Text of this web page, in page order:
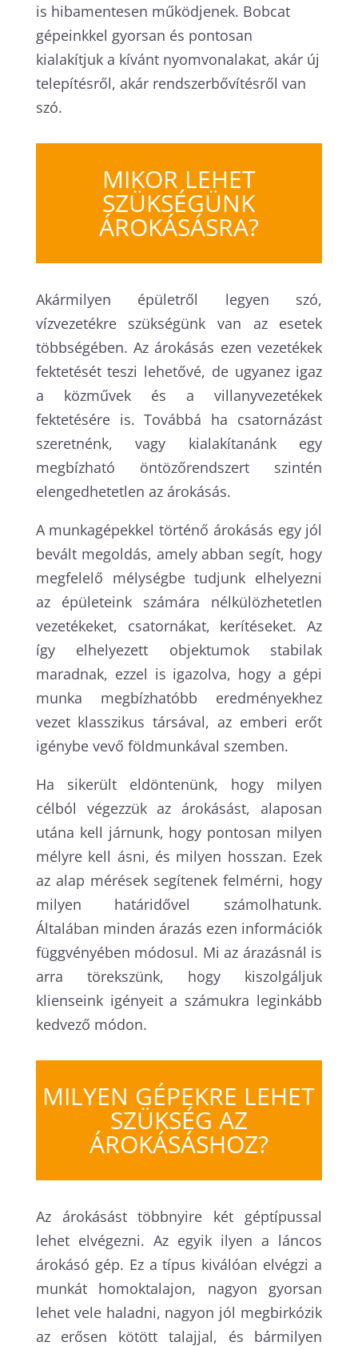
is hibamentesen működjenek. Bobcat
gépeinkkel gyorsan és pontosan
kialakítjuk a kívánt nyomvonalakat, akár új
telepítésről, akár rendszerbővítésről van
szó.
MIKOR LEHET
SZÜKSÉGÜNK
ÁROKÁSÁSRA?
Akármilyen épületről legyen szó,
vízvezetékre szükségünk van az esetek
többségében. Az árokásás ezen vezetékek
fektetését teszi lehetővé, de ugyanez igaz
a közművek és a villanyvezetékek
fektetésére is. Továbbá ha csatornázást
szeretnénk, vagy kialakítanánk egy
megbízható öntözőrendszert szintén
elengedhetetlen az árokásás.
A munkagépekkel történő árokásás egy jól
bevált megoldás, amely abban segít, hogy
megfelelő mélységbe tudjunk elhelyezni
az épületeink számára nélkülözhetetlen
vezetékeket, csatornákat, kerítéseket. Az
így elhelyezett objektumok stabilak
maradnak, ezzel is igazolva, hogy a gépi
munka megbízhatóbb eredményekhez
vezet klasszikus társával, az emberi erőt
igénybe vevő földmunkával szemben.
Ha sikerült eldöntenünk, hogy milyen
célból végezzük az árokásást, alaposan
utána kell járnunk, hogy pontosan milyen
mélyre kell ásni, és milyen hosszan. Ezek
az alap mérések segítenek felmérni, hogy
milyen határidővel számolhatunk.
Általában minden árazás ezen információk
függvényében módosul. Mi az árazásnál is
arra törekszünk, hogy kiszolgáljuk
klienseink igényeit a számukra leginkább
kedvező módon.
MILYEN GÉPEKRE LEHET
SZÜKSÉG AZ
ÁROKÁSÁSHOZ?
Az árokásást többnyire két géptípussal
lehet elvégezni. Az egyik ilyen a láncos
árokásó gép. Ez a típus kiválóan elvégzi a
munkát homoktalajon, nagyon gyorsan
lehet vele haladni, nagyon jól megbirkózik
az erősen kötött talajjal, és bármilyen